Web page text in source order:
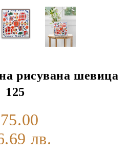
рисувана шевица
125
лв.